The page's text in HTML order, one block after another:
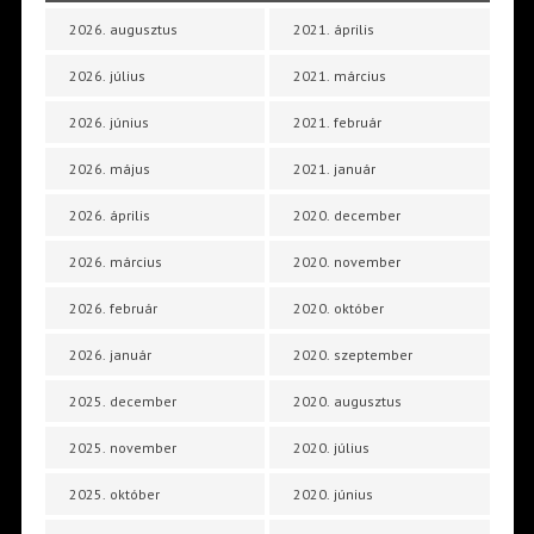
2026. augusztus
2026. július
2026. június
2026. május
2026. április
2026. március
2026. február
2026. január
2025. december
2025. november
2025. október
2021. április
2021. március
2021. február
2021. január
2020. december
2020. november
2020. október
2020. szeptember
2020. augusztus
2020. július
2020. június